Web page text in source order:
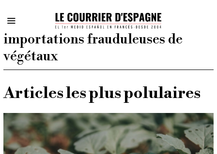
importations frauduleuses de
végétaux
Articles les plus polulaires